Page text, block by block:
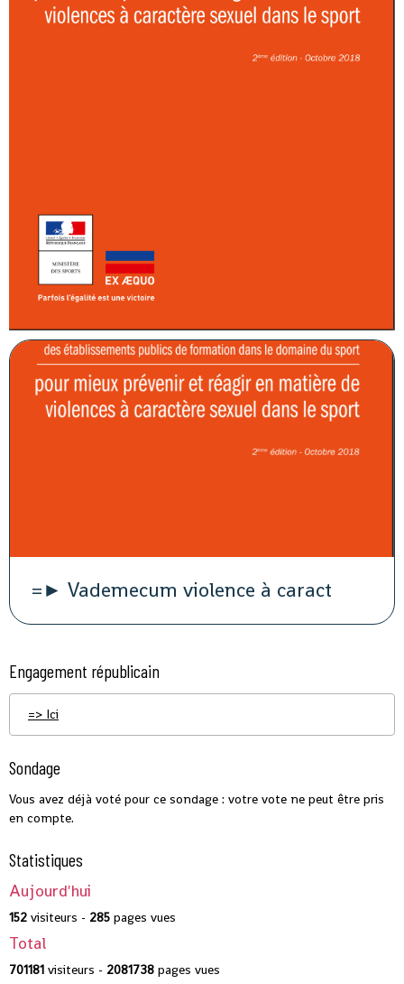
=► Vademecum violence à caract
Engagement républicain
=> Ici
Sondage
Vous avez déjà voté pour ce sondage : votre vote ne peut être pris
en compte.
Statistiques
Aujourd'hui
152 visiteurs - 285 pages vues
Total
701181 visiteurs - 2081738 pages vues